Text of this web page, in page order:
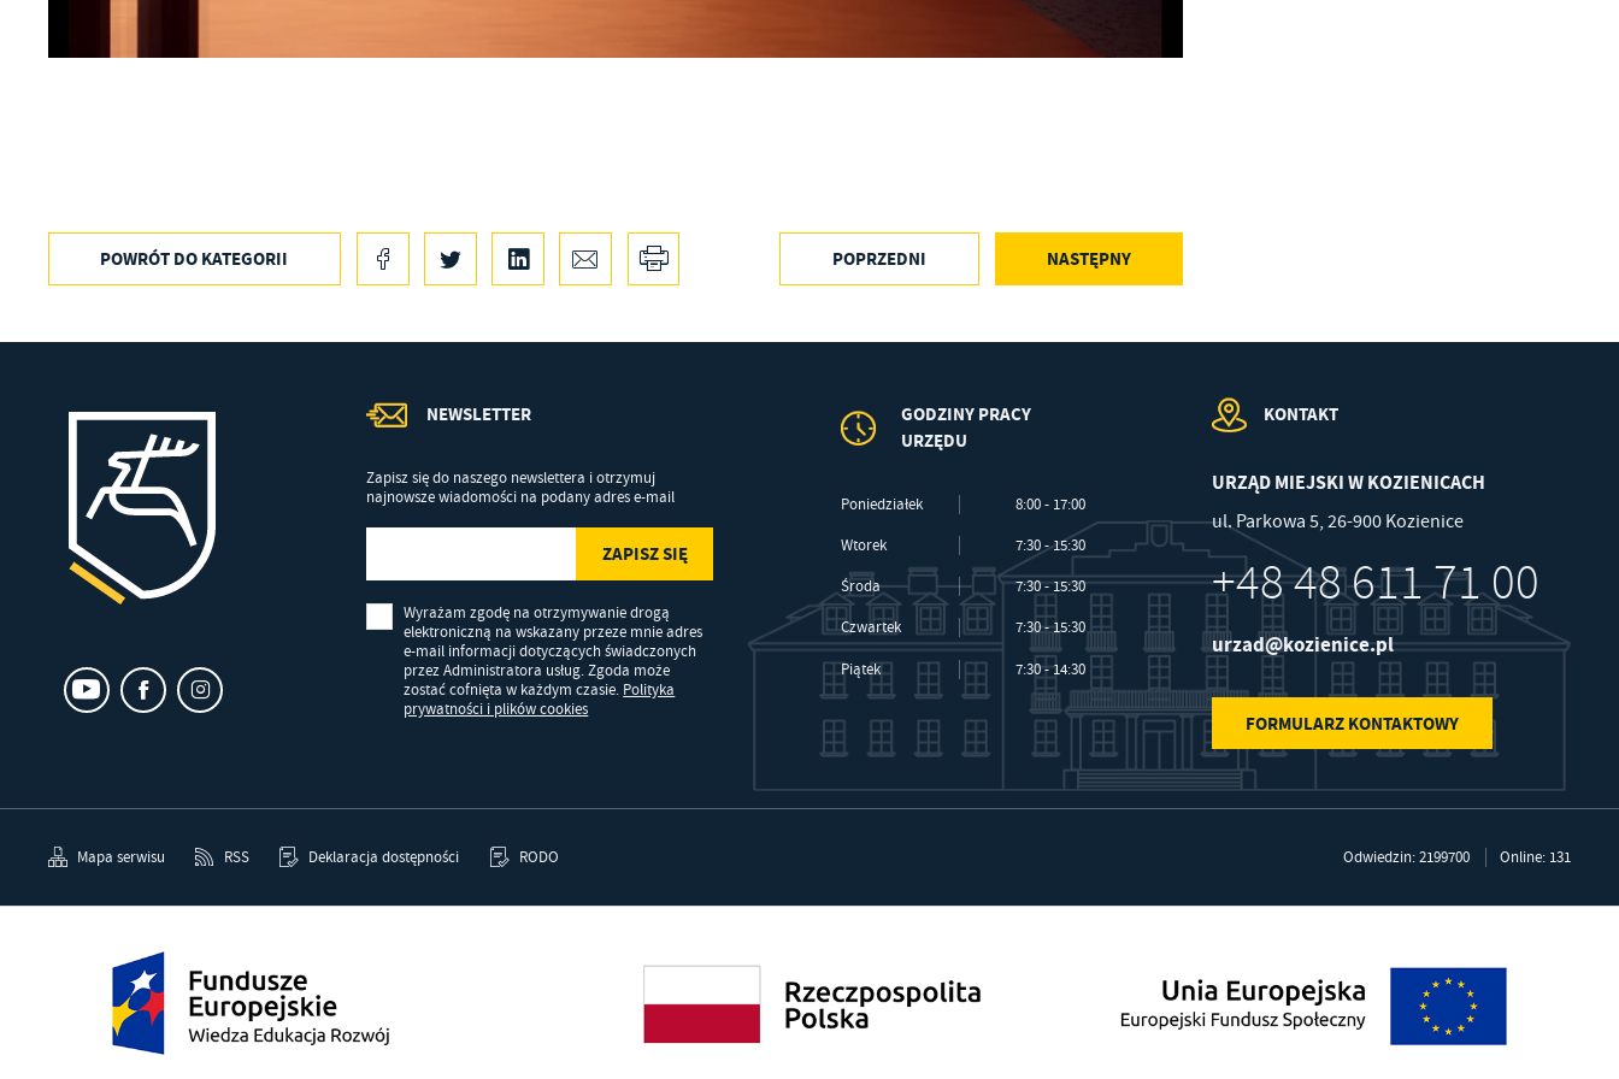
POWRÓT DO KATEGORII POPRZEDNI NASTĘPNY
NEWSLETTER
Zapisz się do naszego newslettera i otrzymuj
najnowsze wiadomości na podany adres e-mail
Wyrażam zgodę na otrzymywanie drogą
elektroniczną na wskazany przeze mnie adres
e-mail informacji dotyczących świadczonych
przez Administratora usług. Zgoda może
zostać cofnięta w każdym czasie. Polityka
prywatności i plików cookies
GODZINY PRACY
URZĘDU
Poniedziałek 8:00 - 17:00
Wtorek 7:30 - 15:30
Środa 7:30 - 15:30
Czwartek 7:30 - 15:30
Piątek 7:30 - 14:30
KONTAKT
URZĄD MIEJSKI W KOZIENICACH
ul. Parkowa 5, 26-900 Kozienice
+48 48 611 71 00
urzad@kozienice.pl
FORMULARZ KONTAKTOWY
Mapa serwisu RSS Deklaracja dostępności RODO Odwiedzin: 2199700 Online: 131
analizy Twoich upodobań oraz Twoich zwyczajów dotyczących przeglądanej witryny
internetowej. Treści promocyjne mogą pojawić się na stronach podmiotów trzecich lub firm